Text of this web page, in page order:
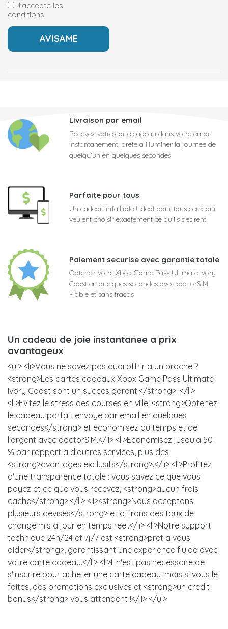
J'accepte les
conditions
Livraison par email
Recevez votre carte cadeau dans votre email
instantanement, prete a illuminer la journee de
quelqu'un en quelques secondes
Parfaite pour tous
Un cadeau infaillible ! Ideal pour tous ceux qui
veulent choisir exactement ce qu'ils desirent
Paiement securise avec garantie totale
Obtenez votre Xbox Game Pass Ultimate Ivory
Coast en quelques secondes avec doctorSIM.
Fiable et sans tracas
Un cadeau de joie instantanee a prix
avantageux
<ul> <li>Vous ne savez pas quoi offrir a un proche ?
<strong>Les cartes cadeaux Xbox Game Pass Ultimate
Ivory Coast sont un succes garanti</strong> !</li>
<li>Evitez le stress des courses en ville. <strong>Obtenez
le cadeau parfait envoye par email en quelques
secondes</strong> et economisez du temps et de
l'argent avec doctorSIM.</li> <li>Economisez jusqu'a 50
% par rapport a d'autres services, plus des
<strong>avantages exclusifs</strong>.</li> <li>Profitez
d'une transparence totale : vous savez ce que vous
payez et ce que vous recevez, <strong>aucun frais
cache</strong>.</li> <li><strong>Nous acceptons
plusieurs devises</strong> et offrons des taux de
change mis a jour en temps reel.</li> <li>Notre support
technique 24h/24 et 7j/7 est <strong>pret a vous
aider</strong>, garantissant une experience fluide avec
votre carte cadeau.</li> <li>Il n'est pas necessaire de
s'inscrire pour acheter une carte cadeau, mais si vous le
faites, des promotions exclusives et <strong>un credit
bonus</strong> vous attendent !</li> </ul>